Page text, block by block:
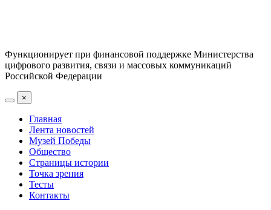
Функционирует при финансовой поддержке Министерства
цифрового развития, связи и массовых коммуникаций
Российской Федерации
×
Главная
Лента новостей
Музей Победы
Общество
Страницы истории
Точка зрения
Тесты
Контакты